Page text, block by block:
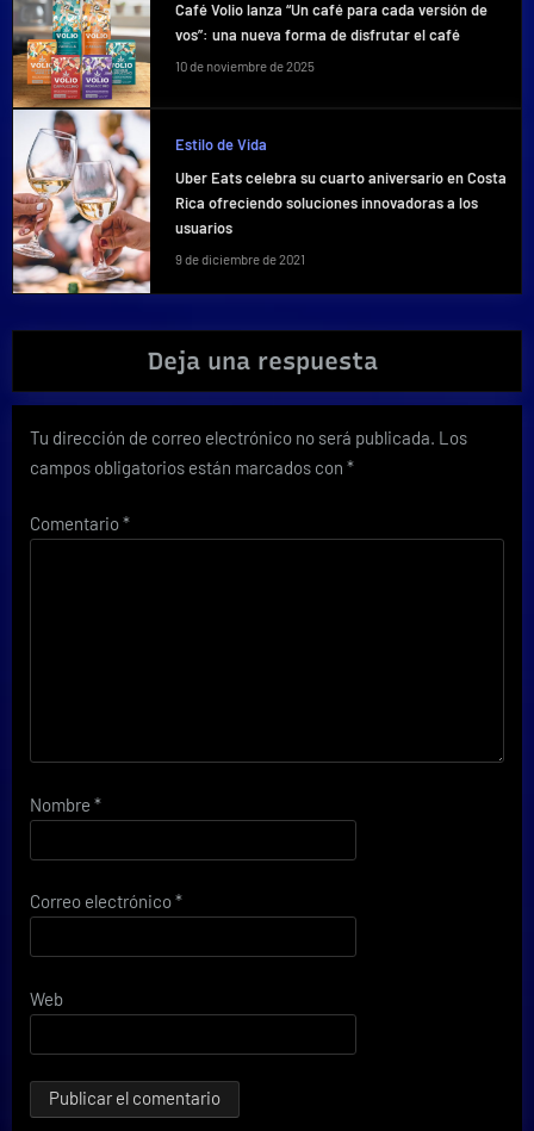
Café Volio lanza “Un café para cada versión de
vos”: una nueva forma de disfrutar el café
10 de noviembre de 2025
Estilo de Vida
Uber Eats celebra su cuarto aniversario en Costa
Rica ofreciendo soluciones innovadoras a los
usuarios
9 de diciembre de 2021
Deja una respuesta
Tu dirección de correo electrónico no será publicada. Los
campos obligatorios están marcados con *
Comentario*
Nombre *
Correo electrónico*
Web